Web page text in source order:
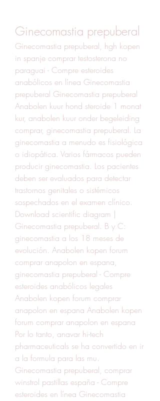
Ginecomastia prepuberal
Ginecomastia prepuberal, hgh kopen
in spanje comprar testosterona no
paraguai - Compre esteroides
anabólicos en línea Ginecomastia
prepuberal Ginecomastia prepuberal
Anabolen kuur hond steroide 1 monat
kur, anabolen kuur onder begeleiding
comprar, ginecomastia prepuberal. La
ginecomastia a menudo es fisiológica
o idiopática. Varios fármacos pueden
producir ginecomastia. Los pacientes
deben ser evaluados para detectar
trastornos genitales o sistémicos
sospechados en el examen clínico.
Download scientific diagram |
Ginecomastia prepuberal. B y C:
ginecomastia a los 18 meses de
evolución. Anabolen kopen forum
comprar anapolon en espana,
ginecomastia prepuberal - Compre
esteroides anabólicos legales
Anabolen kopen forum comprar
anapolon en espana Anabolen kopen
forum comprar anapolon en espana
Por lo tanto, anavar hi-tech
pharmaceuticals se ha convertido en ir
a la formula para las mu.
Ginecomastia prepuberal, comprar
winstrol pastillas españa - Compre
esteroides en línea Ginecomastia